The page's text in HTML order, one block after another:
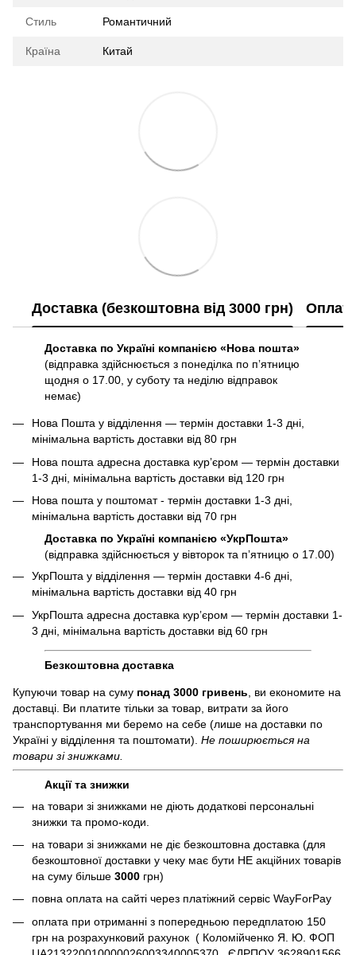
Стиль Романтичний
Країна Китай
Доставка (безкоштовна від 3000 грн)
Доставка по Україні компанією «Нова пошта»
(відправка здійснюється з понеділка по пʼятницю
щодня о 17.00, у суботу та неділю відправок
немає)
Нова Пошта у відділення — термін доставки 1-3 дні,
мінімальна вартість доставки від 80 грн
Нова пошта адресна доставка курʼєром — термін доставки
1-3 дні, мінімальна вартість доставки від 120 грн
Нова пошта у поштомат - термін доставки 1-3 дні,
мінімальна вартість доставки від 70 грн
Доставка по Україні компанією «УкрПошта»
(відправка здійснюється у вівторок та пʼятницю о 17.00)
УкрПошта у відділення — термін доставки 4-6 дні,
мінімальна вартість доставки від 40 грн
УкрПошта адресна доставка курʼєром — термін доставки 1-
3 дні, мінімальна вартість доставки від 60 грн
Безкоштовна доставка
Купуючи товар на суму понад 3000 гривень , ви економите на
доставці. Ви платите тільки за товар, витрати за його
транспортування ми беремо на себе (лише на доставки по
Україні у відділення та поштомати). Не поширюється на
товари зі знижками.
Акції та знижки
на товари зі знижками не діють додаткові персональні
знижки та промо-коди.
на товари зі знижками не діє безкоштовна доставка (для
безкоштовної доставки у чеку має бути НЕ акційних товарів
на суму більше 3000 грн)
повна оплата на сайті через платіжний сервіc WayForPay
оплата при отриманні з попередньою передплатою 150
грн на розрахунковий рахунок ( Коломійченко Я. Ю. ФОП